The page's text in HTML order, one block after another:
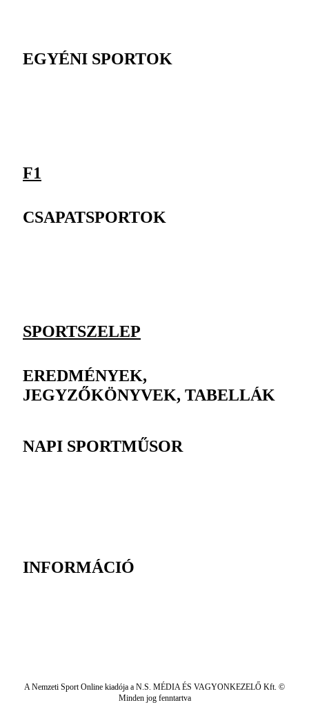
EGYÉNI SPORTOK
F1
CSAPATSPORTOK
SPORTSZELEP
EREDMÉNYEK,
JEGYZŐKÖNYVEK, TABELLÁK
NAPI SPORTMŰSOR
INFORMÁCIÓ
A Nemzeti Sport Online kiadója a N.S. MÉDIA ÉS VAGYONKEZELŐ Kft. ©
Minden jog fenntartva